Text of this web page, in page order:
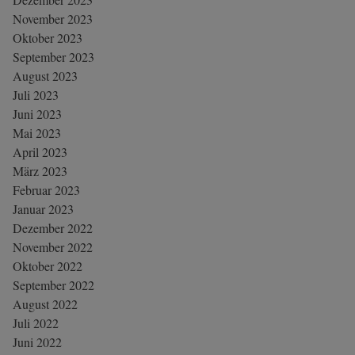
November 2023
Oktober 2023
September 2023
August 2023
Juli 2023
Juni 2023
Mai 2023
April 2023
März 2023
Februar 2023
Januar 2023
Dezember 2022
November 2022
Oktober 2022
September 2022
August 2022
Juli 2022
Juni 2022